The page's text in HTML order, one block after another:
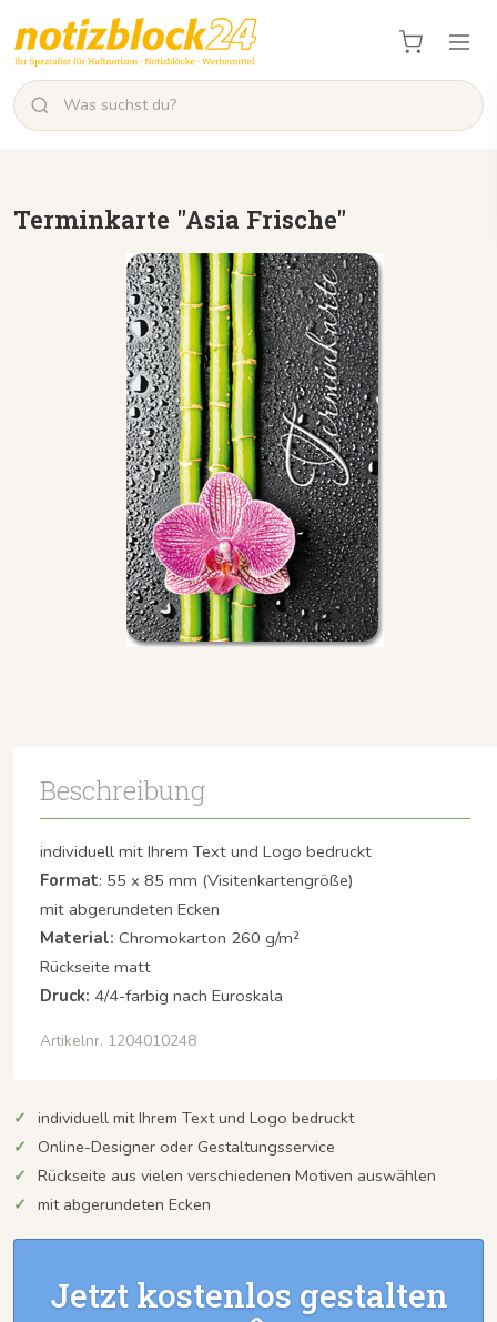
Terminkarte "Asia Frische"
Beschreibung
individuell mit Ihrem Text und Logo bedruckt
Format: 55 x 85 mm (Visitenkartengröße)
mit abgerundeten Ecken
Material: Chromokarton 260 g/m²
Rückseite matt
Druck: 4/4-farbig nach Euroskala
Artikelnr. 1204010248
individuell mit Ihrem Text und Logo bedruckt
Online-Designer oder Gestaltungsservice
Rückseite aus vielen verschiedenen Motiven auswählen
mit abgerundeten Ecken